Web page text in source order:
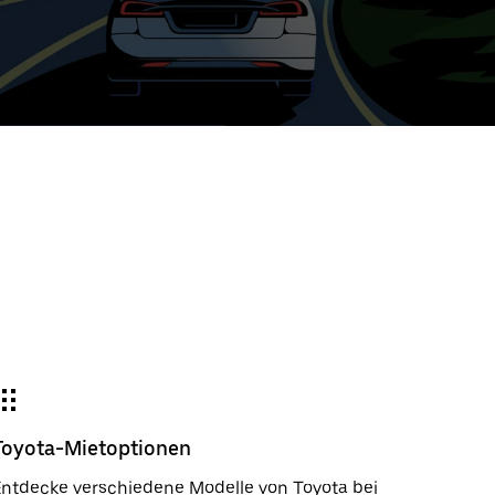
Mietoptionen
verschiedene Modelle von Toyota bei